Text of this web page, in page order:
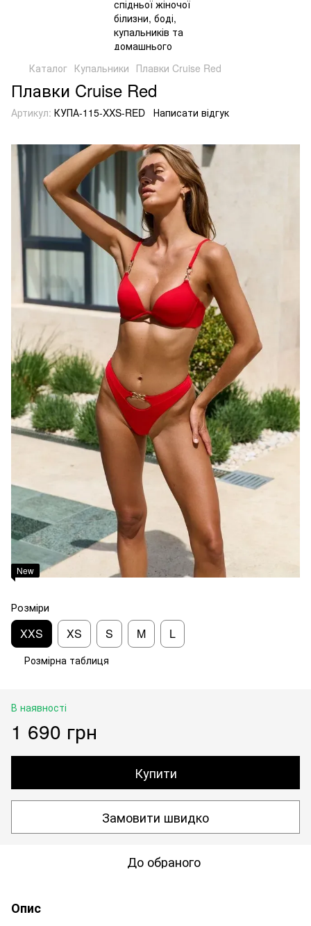
Каталог Купальники Плавки Cruise Red
Плавки Cruise Red
Артикул: КУПА-115-XXS-RED Написати відгук
New
Розміри
XXS XS S M L
Розмірна таблиця
В наявності
1 690 грн
Купити
Замовити швидко
До обраного
Опис